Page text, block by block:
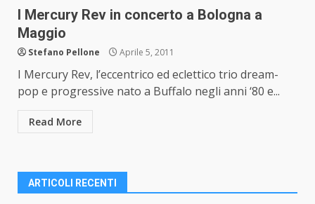
I Mercury Rev in concerto a Bologna a
Maggio
Stefano Pellone Aprile 5, 2011
I Mercury Rev, l’eccentrico ed eclettico trio dream-
pop e progressive nato a Buffalo negli anni ‘80 e...
Read More
ARTICOLI RECENTI